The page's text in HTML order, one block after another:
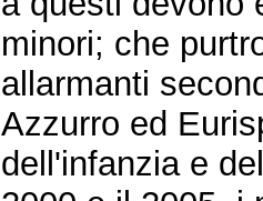
minori; che
allarmanti
Azzurro ed
dell'infanzia e